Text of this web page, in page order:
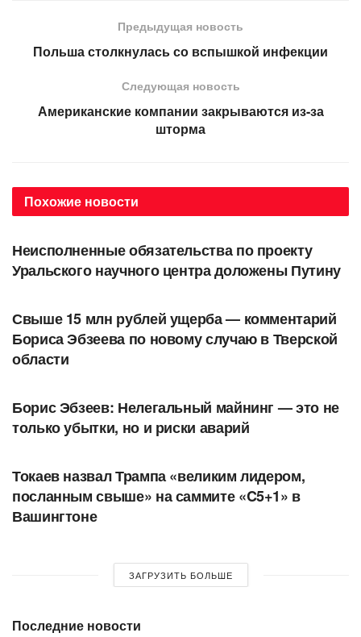
Предыдущая новость
Польша столкнулась со вспышкой инфекции
Следующая новость
Американские компании закрываются из-за
шторма
Похожие новости
АВТОРСКОЕ
Неисполненные обязательства по проекту
Уральского научного центра доложены Путину
Свыше 15 млн рублей ущерба — комментарий
Бориса Эбзеева по новому случаю в Тверской
области
Борис Эбзеев: Нелегальный майнинг — это не
только убытки, но и риски аварий
Токаев назвал Трампа «великим лидером,
посланным свыше» на саммите «C5+1» в
Вашингтоне
ЗАГРУЗИТЬ БОЛЬШЕ
Последние новости